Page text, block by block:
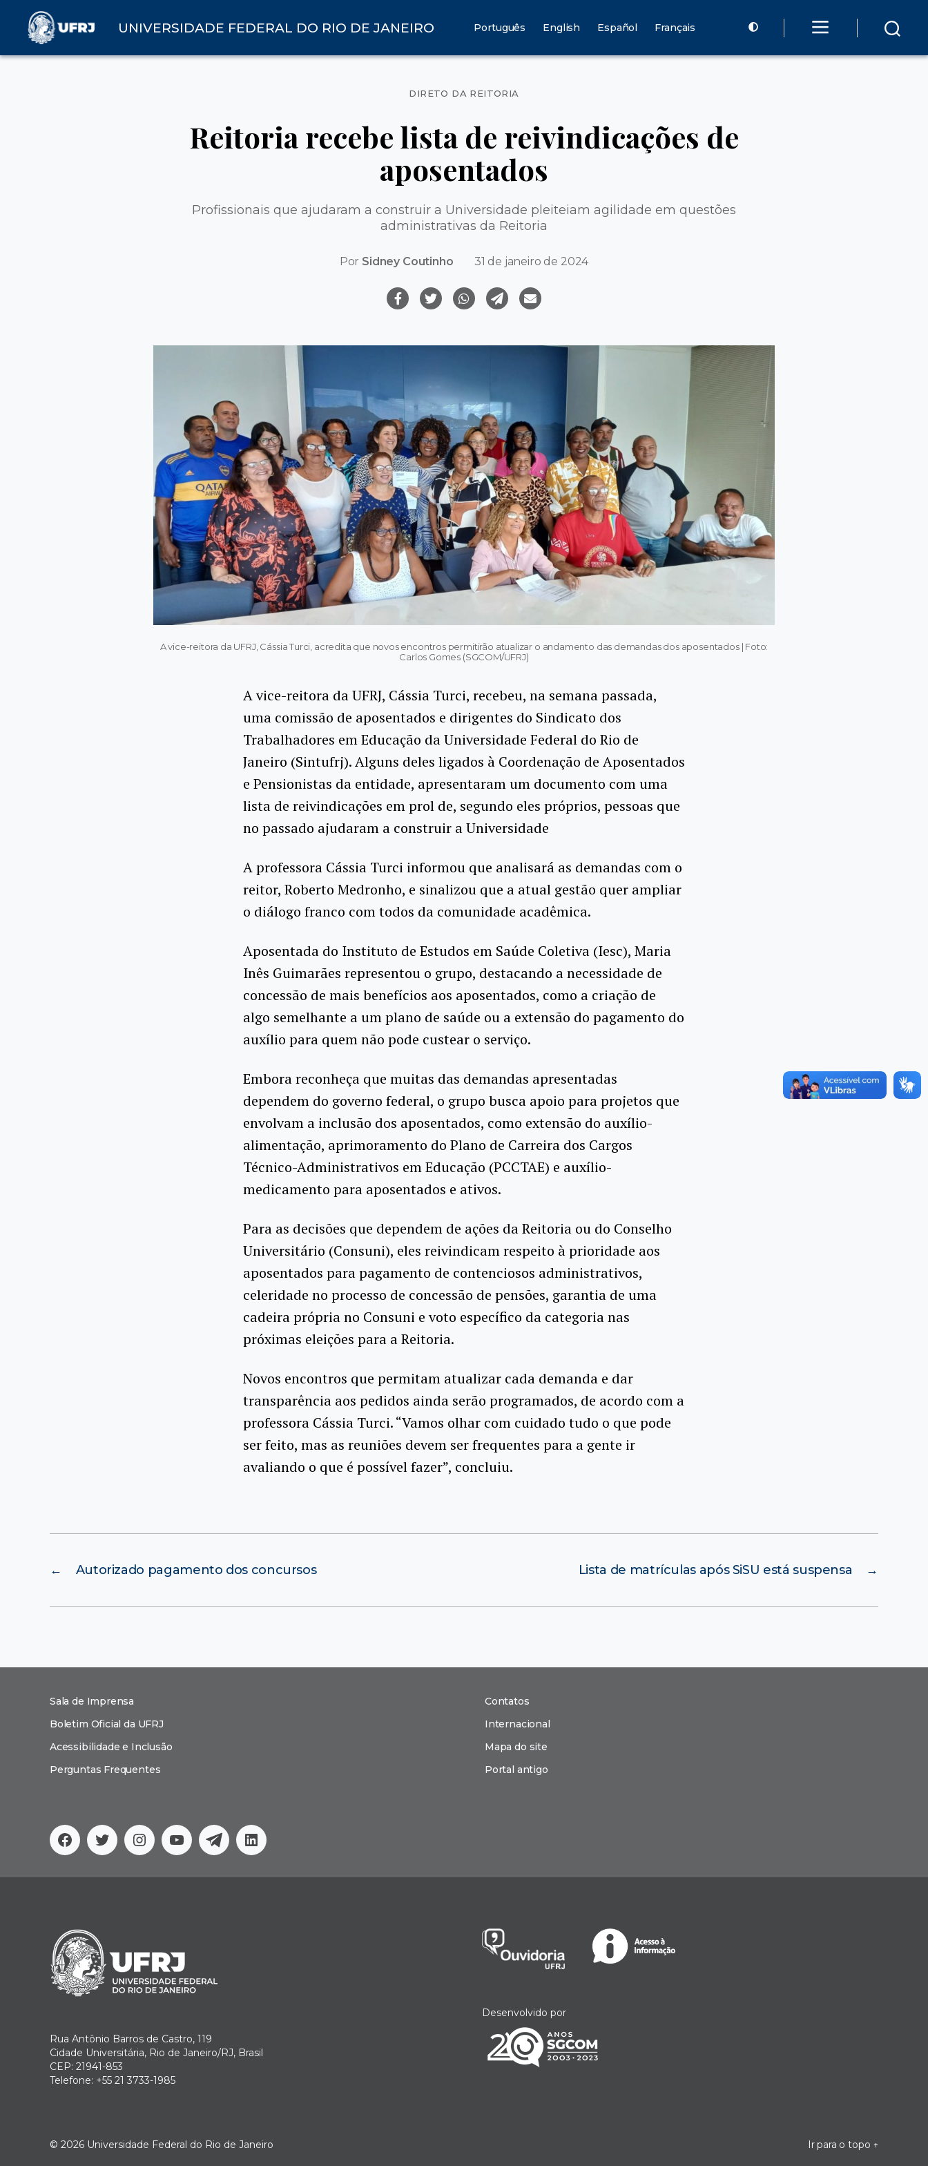
UNIVERSIDADE FEDERAL DO RIO DE JANEIRO Português English Español Français
Categorias
DIRETO DA REITORIA
Reitoria recebe lista de reivindicações de
aposentados
Profissionais que ajudaram a construir a Universidade pleiteiam agilidade em questões
administrativas da Reitoria
Por Sidney Coutinho 31 de janeiro de 2024
A vice-reitora da UFRJ, Cássia Turci, acredita que novos encontros permitirão atualizar o andamento das demandas dos aposentados | Foto:
Carlos Gomes (SGCOM/UFRJ)
A vice-reitora da UFRJ, Cássia Turci, recebeu, na semana passada,
uma comissão de aposentados e dirigentes do Sindicato dos
Trabalhadores em Educação da Universidade Federal do Rio de
Janeiro (Sintufrj). Alguns deles ligados à Coordenação de Aposentados
e Pensionistas da entidade, apresentaram um documento com uma
lista de reivindicações em prol de, segundo eles próprios, pessoas que
no passado ajudaram a construir a Universidade
A professora Cássia Turci informou que analisará as demandas com o
reitor, Roberto Medronho, e sinalizou que a atual gestão quer ampliar
o diálogo franco com todos da comunidade acadêmica.
Aposentada do Instituto de Estudos em Saúde Coletiva (Iesc), Maria
Inês Guimarães representou o grupo, destacando a necessidade de
concessão de mais benefícios aos aposentados, como a criação de
algo semelhante a um plano de saúde ou a extensão do pagamento do
auxílio para quem não pode custear o serviço.
Embora reconheça que muitas das demandas apresentadas
dependem do governo federal, o grupo busca apoio para projetos que
envolvam a inclusão dos aposentados, como extensão do auxílio-
alimentação, aprimoramento do Plano de Carreira dos Cargos
Técnico-Administrativos em Educação (PCCTAE) e auxílio-
medicamento para aposentados e ativos.
Para as decisões que dependem de ações da Reitoria ou do Conselho
Universitário (Consuni), eles reivindicam respeito à prioridade aos
aposentados para pagamento de contenciosos administrativos,
celeridade no processo de concessão de pensões, garantia de uma
cadeira própria no Consuni e voto específico da categoria nas
próximas eleições para a Reitoria.
Novos encontros que permitam atualizar cada demanda e dar
transparência aos pedidos ainda serão programados, de acordo com a
professora Cássia Turci. “Vamos olhar com cuidado tudo o que pode
ser feito, mas as reuniões devem ser frequentes para a gente ir
avaliando o que é possível fazer”, concluiu.
← Autorizado pagamento dos concursos →
Lista de matrículas após SiSU está suspensa
Facebook
TwitterInstagram
YouTubeTelegramLinkedin
Sala de Imprensa
Boletim Oficial da UFRJ
Acessibilidade e Inclusão
Perguntas Frequentes
Contatos
Internacional
Mapa do site
Portal antigo
Rua Antônio Barros de Castro, 119
Cidade Universitária, Rio de Janeiro/RJ, Brasil
CEP: 21941-853
Telefone: +55 21 3733-1985
Desenvolvido por
© 2026 Universidade Federal do Rio de Janeiro Ir para o topo ↑